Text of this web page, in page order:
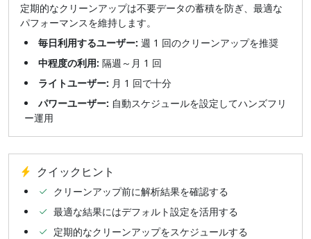
定期的なクリーンアップは不要データの蓄積を防ぎ、最適な
パフォーマンスを維持します。
毎日利用するユーザー: 週 1 回のクリーンアップを推奨
中程度の利用: 隔週～月 1 回
ライトユーザー: 月 1 回で十分
パワーユーザー: 自動スケジュールを設定してハンズフリ
ー運用
クイックヒント
クリーンアップ前に解析結果を確認する
最適な結果にはデフォルト設定を活用する
定期的なクリーンアップをスケジュールする